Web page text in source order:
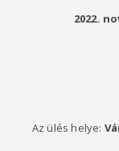
2022.
Az ülés helye: